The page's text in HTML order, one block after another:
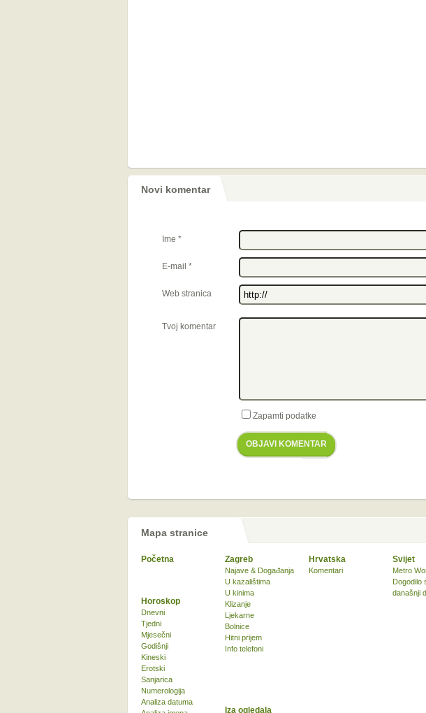
Novi komentar
Ime *
E-mail *
Web stranica
Tvoj komentar
Zapamti podatke
OBJAVI KOMENTAR
Mapa stranice
Početna Zagreb
Najave & Događanja
U kazalištima
U kinima
Klizanje
Ljekarne
Bolnice
Hitni prijem
Info telefoni
Hrvatska
Komentari
Svijet
Metro
Dogodilo
današnji
Horoskop
Dnevni
Tjedni
Mjesečni
Godišnji
Kineski
Erotski
Sanjarica
Numerologija
Analiza datuma
Iza ogledala